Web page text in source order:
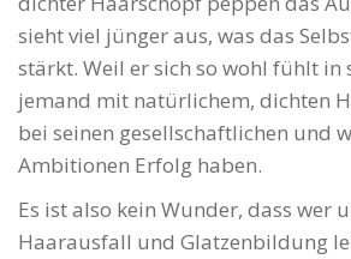
sieht viel jünger aus, was das
stärkt. Weil er sich so wohl fühlt in
jemand mit natürlichem, dichten
bei seinen gesellschaftlichen und
Ambitionen Erfolg haben.
Es ist also kein Wunder, dass wer
Haarausfall und Glatzenbildung